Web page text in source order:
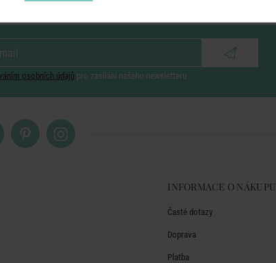
osobních údajů pro zasílání našeho newsletteru
INFORMACE O NÁKUPU
Časté dotazy
Doprava
Platba